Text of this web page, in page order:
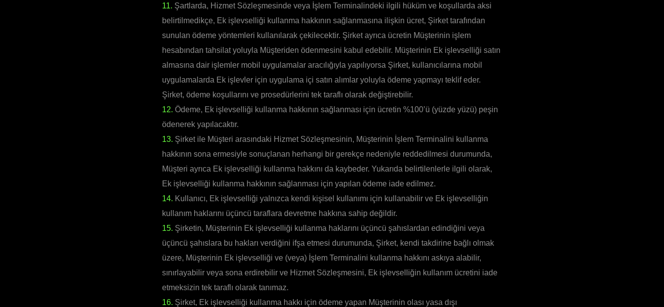
11. Şartlarda, Hizmet Sözleşmesinde veya İşlem Terminalindeki ilgili hüküm ve koşullarda aksi
belirtilmedikçe, Ek işlevselliği kullanma hakkının sağlanmasına ilişkin ücret, Şirket tarafından
sunulan ödeme yöntemleri kullanılarak çekilecektir. Şirket ayrıca ücretin Müşterinin işlem
hesabından tahsilat yoluyla Müşteriden ödenmesini kabul edebilir. Müşterinin Ek işlevselliği satın
almasına dair işlemler mobil uygulamalar aracılığıyla yapılıyorsa Şirket, kullanıcılarına mobil
uygulamalarda Ek işlevler için uygulama içi satın alımlar yoluyla ödeme yapmayı teklif eder.
Şirket, ödeme koşullarını ve prosedürlerini tek taraflı olarak değiştirebilir.
12. Ödeme, Ek işlevselliği kullanma hakkının sağlanması için ücretin %100’ü (yüzde yüzü) peşin
ödenerek yapılacaktır.
13. Şirket ile Müşteri arasındaki Hizmet Sözleşmesinin, Müşterinin İşlem Terminalini kullanma
hakkının sona ermesiyle sonuçlanan herhangi bir gerekçe nedeniyle reddedilmesi durumunda,
Müşteri ayrıca Ek işlevselliği kullanma hakkını da kaybeder. Yukarıda belirtilenlerle ilgili olarak,
Ek işlevselliği kullanma hakkının sağlanması için yapılan ödeme iade edilmez.
14. Kullanıcı, Ek işlevselliği yalnızca kendi kişisel kullanımı için kullanabilir ve Ek işlevselliğin
kullanım haklarını üçüncü taraflara devretme hakkına sahip değildir.
15. Şirketin, Müşterinin Ek işlevselliği kullanma haklarını üçüncü şahıslardan edindiğini veya
üçüncü şahıslara bu hakları verdiğini ifşa etmesi durumunda, Şirket, kendi takdirine bağlı olmak
üzere, Müşterinin Ek işlevselliği ve (veya) İşlem Terminalini kullanma hakkını askıya alabilir,
sınırlayabilir veya sona erdirebilir ve Hizmet Sözleşmesini, Ek işlevselliğin kullanım ücretini iade
etmeksizin tek taraflı olarak tanımaz.
16. Şirket, Ek işlevselliği kullanma hakkı için ödeme yapan Müşterinin olası yasa dışı